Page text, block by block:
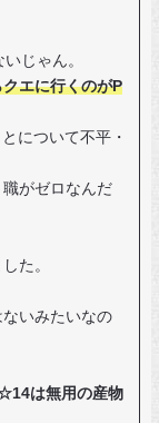
じゃん。
エに行くのがP
について不平・
がゼロなんだ
た。
いみたいなの
は無用の産物